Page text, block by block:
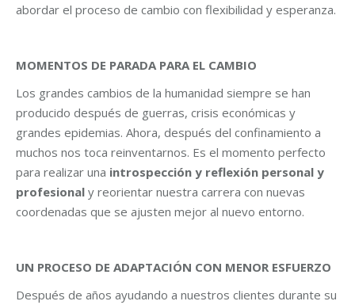
abordar el proceso de cambio con flexibilidad y esperanza.
MOMENTOS DE PARADA PARA EL CAMBIO
Los grandes cambios de la humanidad siempre se han
producido después de guerras, crisis económicas y
grandes epidemias. Ahora, después del confinamiento a
muchos nos toca reinventarnos. Es el momento perfecto
para realizar una introspección y reflexión personal y
profesional y reorientar nuestra carrera con nuevas
coordenadas que se ajusten mejor al nuevo entorno.
UN PROCESO DE ADAPTACIÓN CON MENOR ESFUERZO
Después de años ayudando a nuestros clientes durante su